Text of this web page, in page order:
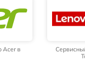
Acer в